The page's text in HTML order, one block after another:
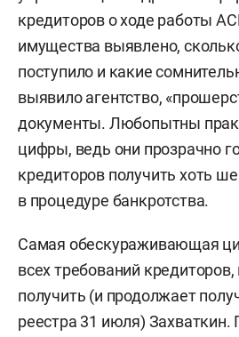
кредиторов о ходе работы
имущества выявлено,
поступило и какие
выявило агентство,
документы. Любопытны
цифры, ведь они прозрачно
кредиторов получить хоть
в процедуре банкротства.
Самая обескураживающая
всех требований
получить (и продолжает
реестра 31 июля)